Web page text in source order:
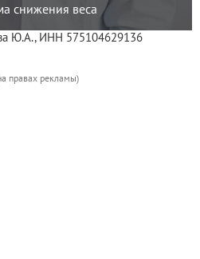
снижения веса
Ю.А., ИНН 575104629136
правах рекламы)